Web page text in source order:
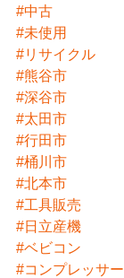
#中古
#未使用
#リサイクル
#熊谷市
#深谷市
#太田市
#行田市
#桶川市
#北本市
#工具販売
#日立産機
#ベビコン
#コンプレッサー